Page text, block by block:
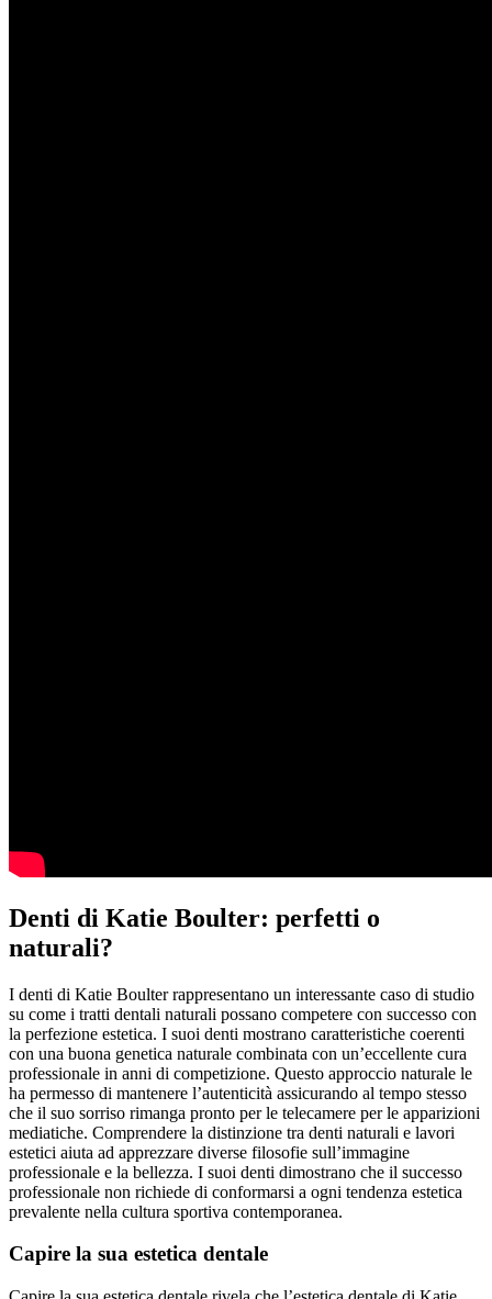
Denti di Katie Boulter: perfetti o
naturali?
I denti di Katie Boulter rappresentano un interessante caso di studio
su come i tratti dentali naturali possano competere con successo con
la perfezione estetica. I suoi denti mostrano caratteristiche coerenti
con una buona genetica naturale combinata con un’eccellente cura
professionale in anni di competizione. Questo approccio naturale le
ha permesso di mantenere l’autenticità assicurando al tempo stesso
che il suo sorriso rimanga pronto per le telecamere per le apparizioni
mediatiche. Comprendere la distinzione tra denti naturali e lavori
estetici aiuta ad apprezzare diverse filosofie sull’immagine
professionale e la bellezza. I suoi denti dimostrano che il successo
professionale non richiede di conformarsi a ogni tendenza estetica
prevalente nella cultura sportiva contemporanea.
Capire la sua estetica dentale